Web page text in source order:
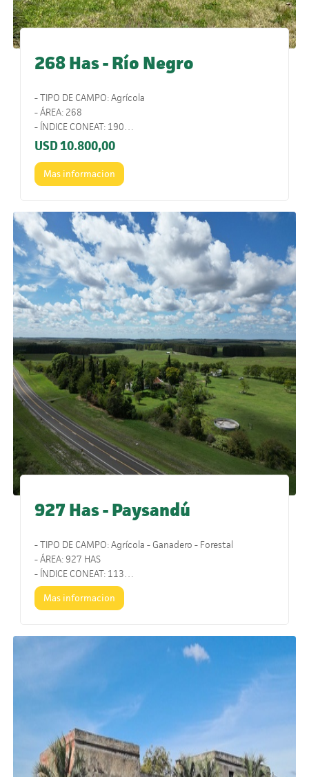
268 Has - Río Negro
- TIPO DE CAMPO: Agrícola
- ÁREA: 268
- ÍNDICE CONEAT: 190
- UBICACIÓN: Sur de Young.
- COMENTARIOS: Ubicado en una de las zonas con mayor
potencial agrícola.
USD10.800,00
Mas informacion
927 Has - Paysandú
- TIPO DE CAMPO: Agrícola - Ganadero - Forestal
- ÁREA: 927 HAS
- ÍNDICE CONEAT: 113
- UBICACIÓN: Paysandú
- COMENTARIOS
Mas informacion